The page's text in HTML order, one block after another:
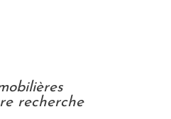
recherche